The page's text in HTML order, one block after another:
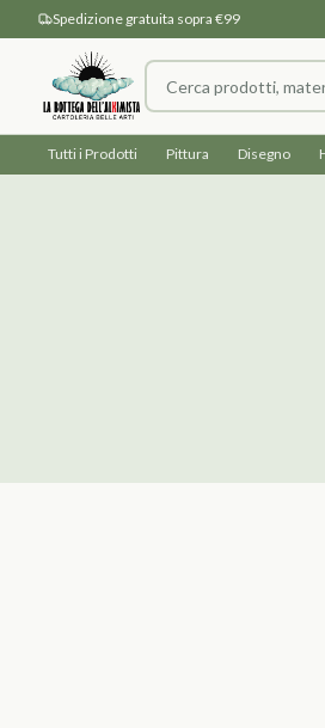
Spedizione gratuita sopra €99
Tutti i Prodotti Pittura Disegno